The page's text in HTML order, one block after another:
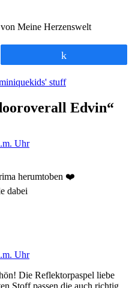
von Meine Herzenswelt
Kategorien
kids' stuff
Edvin“
Uhr
herumtoben ❤️
dabei
Uhr
Die Reflektorpaspel liebe